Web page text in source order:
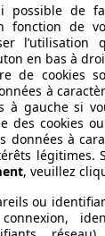
129 kW (176 PS)
9.8s
5
350 nm
possible de
fonction de
en bas à
de cookies
à
à gauche si
des cookies
données à
légitimes.
, veuillez
ou